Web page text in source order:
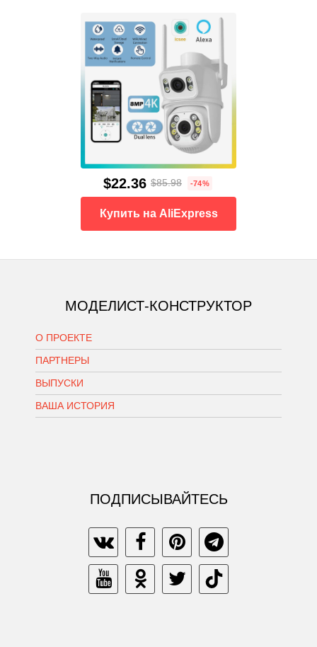
$22.36 $85.98 -74%
Купить на AliExpress
МОДЕЛИСТ-КОНСТРУКТОР
О ПРОЕКТЕ
ПАРТНЕРЫ
ВЫПУСКИ
ВАША ИСТОРИЯ
ПОДПИСЫВАЙТЕСЬ